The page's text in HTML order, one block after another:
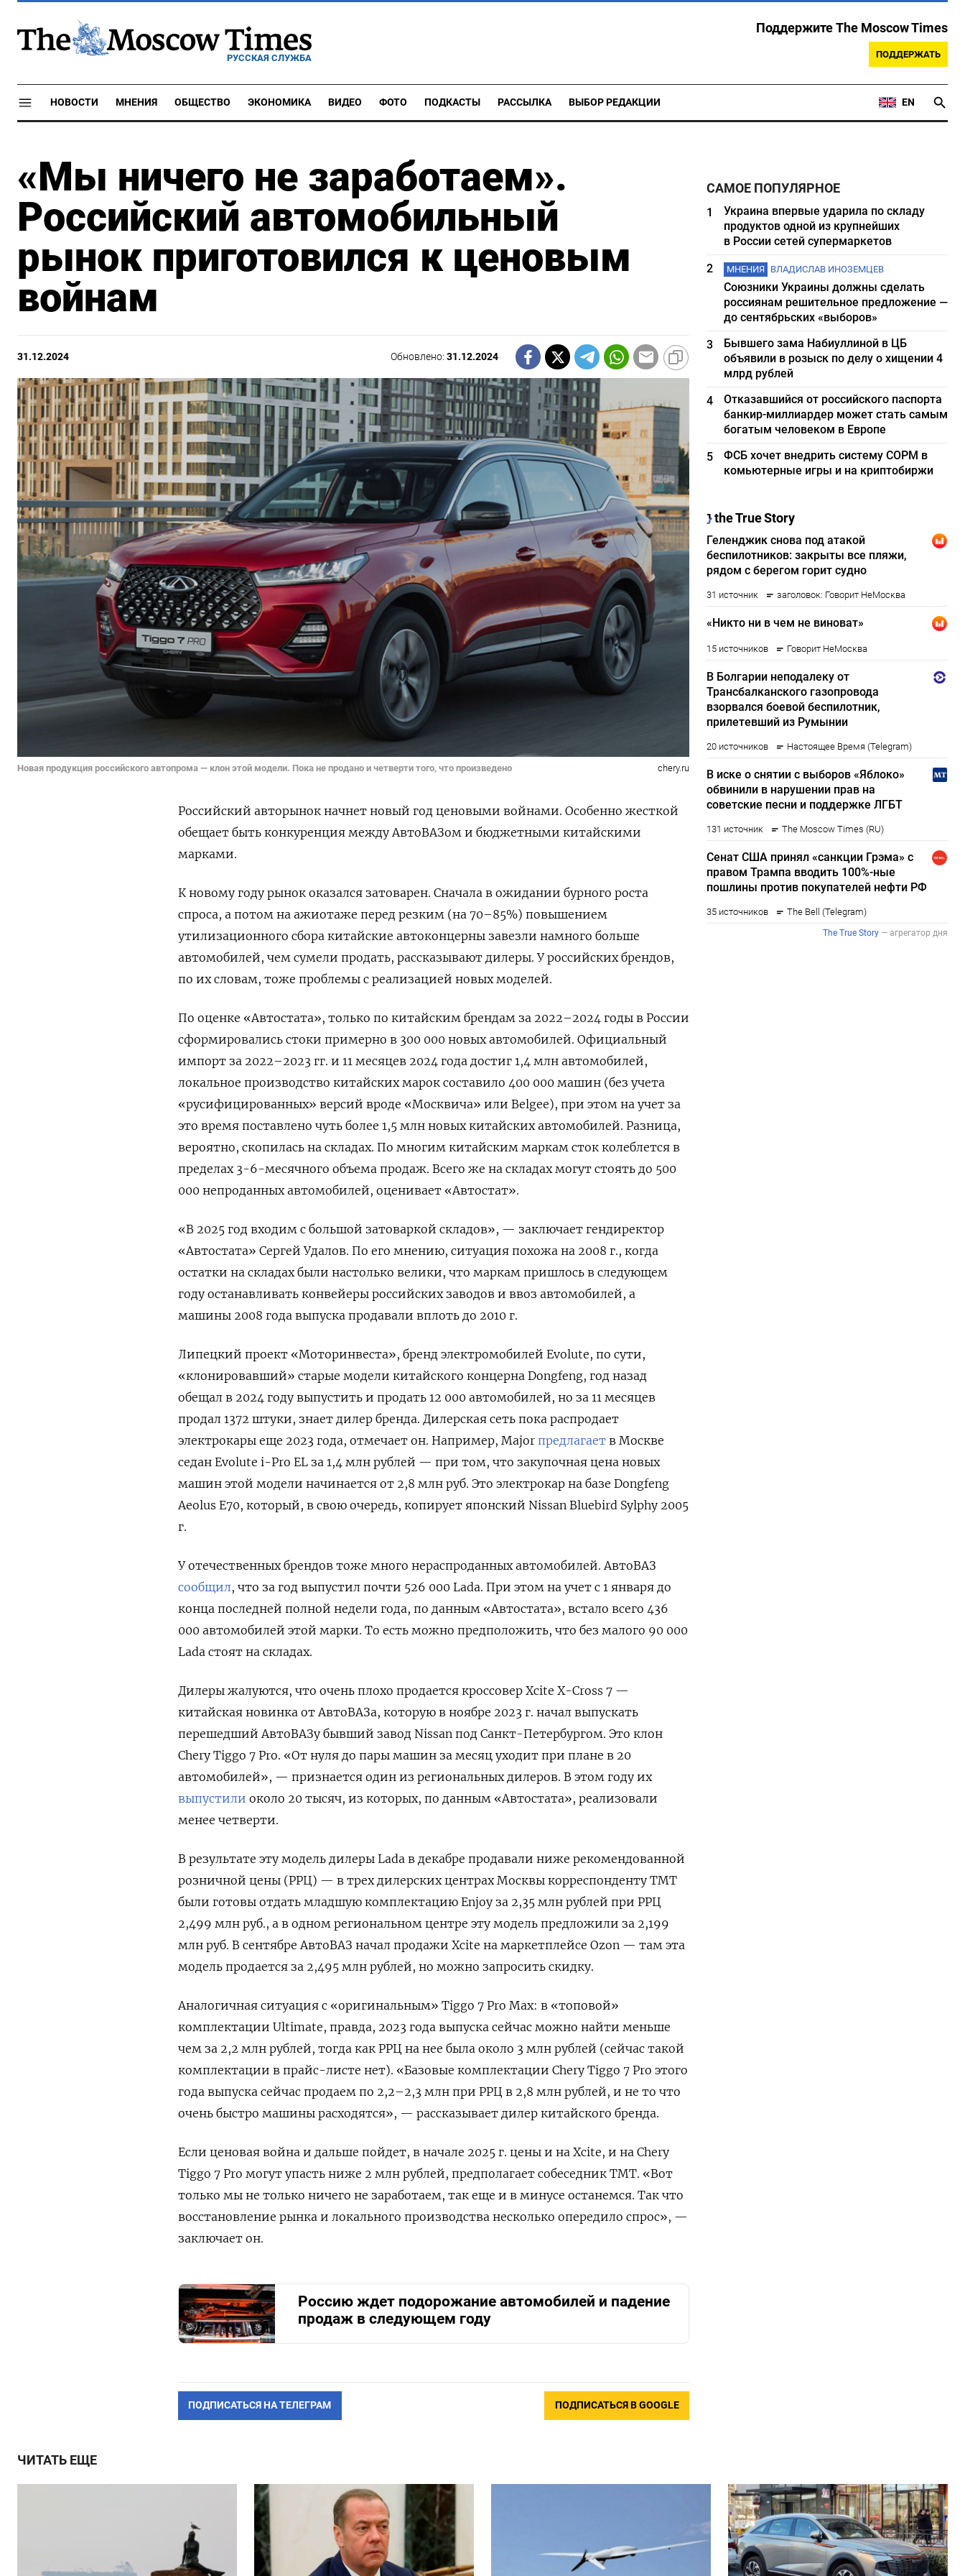
РУССКАЯ СЛУЖБА
Поддержите The Moscow Times
ПОДДЕРЖАТЬ
НОВОСТИ МНЕНИЯ ОБЩЕСТВО ЭКОНОМИКА ВИДЕО ФОТО ПОДКАСТЫ РАССЫЛКА ВЫБОР РЕДАКЦИИ EN
«Мы ничего не заработаем».
Российский автомобильный
рынок приготовился к ценовым
войнам
31.12.2024 Обновлено:31.12.2024
Новая продукция российского автопрома — клон этой модели. Пока не продано и четверти того, что произведено chery.ru
Российский авторынок начнет новый год ценовыми войнами. Особенно жесткой
обещает быть конкуренция между АвтоВАЗом и бюджетными китайскими
марками.
К новому году рынок оказался затоварен. Сначала в ожидании бурного роста
спроса, а потом на ажиотаже перед резким (на 70–85%) повышением
утилизационного сбора китайские автоконцерны завезли намного больше
автомобилей, чем сумели продать, рассказывают дилеры. У российских брендов,
по их словам, тоже проблемы с реализацией новых моделей.
По оценке «Автостата», только по китайским брендам за 2022–2024 годы в России
сформировались стоки примерно в 300 000 новых автомобилей. Официальный
импорт за 2022–2023 гг. и 11 месяцев 2024 года достиг 1,4 млн автомобилей,
локальное производство китайских марок составило 400 000 машин (без учета
«русифицированных» версий вроде «Москвича» или Belgee), при этом на учет за
это время поставлено чуть более 1,5 млн новых китайских автомобилей. Разница,
вероятно, скопилась на складах. По многим китайским маркам сток колеблется в
пределах 3-6-месячного объема продаж. Всего же на складах могут стоять до 500
000 непроданных автомобилей, оценивает «Автостат».
«В 2025 год входим с большой затоваркой складов», — заключает гендиректор
«Автостата» Сергей Удалов. По его мнению, ситуация похожа на 2008 г., когда
остатки на складах были настолько велики, что маркам пришлось в следующем
году останавливать конвейеры российских заводов и ввоз автомобилей, а
машины 2008 года выпуска продавали вплоть до 2010 г.
Липецкий проект «Моторинвеста», бренд электромобилей Evolute, по сути,
«клонировавший» старые модели китайского концерна Dongfeng, год назад
обещал в 2024 году выпустить и продать 12 000 автомобилей, но за 11 месяцев
продал 1372 штуки, знает дилер бренда. Дилерская сеть пока распродает
электрокары еще 2023 года, отмечает он. Например, Major предлагает в Москве
седан Evolute i-Pro EL за 1,4 млн рублей — при том, что закупочная цена новых
машин этой модели начинается от 2,8 млн руб. Это электрокар на базе Dongfeng
Aeolus E70, который, в свою очередь, копирует японский Nissan Bluebird Sylphy 2005
г.
У отечественных брендов тоже много нераспроданных автомобилей. АвтоВАЗ
сообщил, что за год выпустил почти 526 000 Lada. При этом на учет с 1 января до
конца последней полной недели года, по данным «Автостата», встало всего 436
000 автомобилей этой марки. То есть можно предположить, что без малого 90 000
Lada стоят на складах.
Дилеры жалуются, что очень плохо продается кроссовер Xcite X-Cross 7 —
китайская новинка от АвтоВАЗа, которую в ноябре 2023 г. начал выпускать
перешедший АвтоВАЗу бывший завод Nissan под Санкт-Петербургом. Это клон
Chery Tiggo 7 Pro. «От нуля до пары машин за месяц уходит при плане в 20
автомобилей», — признается один из региональных дилеров. В этом году их
выпустили около 20 тысяч, из которых, по данным «Автостата», реализовали
менее четверти.
В результате эту модель дилеры Lada в декабре продавали ниже рекомендованной
розничной цены (РРЦ) — в трех дилерских центрах Москвы корреспонденту TMT
были готовы отдать младшую комплектацию Enjoy за 2,35 млн рублей при РРЦ
2,499 млн руб., а в одном региональном центре эту модель предложили за 2,199
млн руб. В сентябре АвтоВАЗ начал продажи Xcite на маркетплейсе Ozon — там эта
модель продается за 2,495 млн рублей, но можно запросить скидку.
Аналогичная ситуация с «оригинальным» Tiggo 7 Pro Max: в «топовой»
комплектации Ultimate, правда, 2023 года выпуска сейчас можно найти меньше
чем за 2,2 млн рублей, тогда как РРЦ на нее была около 3 млн рублей (сейчас такой
комплектации в прайс-листе нет). «Базовые комплектации Chery Tiggo 7 Pro этого
года выпуска сейчас продаем по 2,2–2,3 млн при РРЦ в 2,8 млн рублей, и не то что
очень быстро машины расходятся», — рассказывает дилер китайского бренда.
Если ценовая война и дальше пойдет, в начале 2025 г. цены и на Xcite, и на Chery
Tiggo 7 Pro могут упасть ниже 2 млн рублей, предполагает собеседник TMT. «Вот
только мы не только ничего не заработаем, так еще и в минусе останемся. Так что
восстановление рынка и локального производства несколько опередило спрос», —
заключает он.
Россию ждет подорожание автомобилей и падение
продаж в следующем году
ПОДПИСАТЬСЯ НА ТЕЛЕГРАМ ПОДПИСАТЬСЯ В GOOGLE
САМОЕ ПОПУЛЯРНОЕ
1
Украина впервые ударила по складу
продуктов одной из крупнейших
в России сетей супермаркетов
2
МНЕНИЯ ВЛАДИСЛАВ ИНОЗЕМЦЕВ
Союзники Украины должны сделать
россиянам решительное предложение —
до сентябрьских «выборов»
3
Бывшего зама Набиуллиной в ЦБ
объявили в розыск по делу о хищении 4
млрд рублей
4
Отказавшийся от российского паспорта
банкир-миллиардер может стать самым
богатым человеком в Европе
5
ФСБ хочет внедрить систему СОРМ в
комьютерные игры и на криптобиржи
ЧИТАТЬ ЕЩЕ